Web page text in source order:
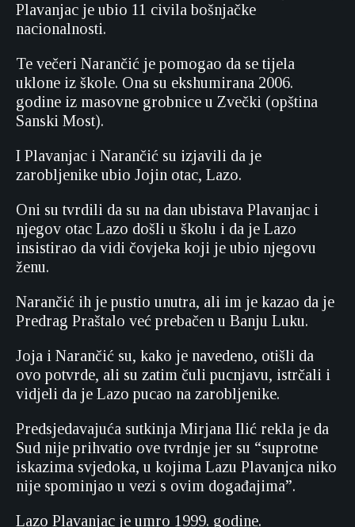
Plavanjac je ubio 11 civila bošnjačke
nacionalnosti.
Te večeri Narančić je pomogao da se tijela
uklone iz škole. Ona su ekshumirana 2006.
godine iz masovne grobnice u Zvečki (opština
Sanski Most).
I Plavanjac i Narančić su izjavili da je
zarobljenike ubio Jojin otac, Lazo.
Oni su tvrdili da su na dan ubistava Plavanjac i
njegov otac Lazo došli u školu i da je Lazo
insistirao da vidi čovjeka koji je ubio njegovu
ženu.
Narančić ih je pustio unutra, ali im je kazao da je
Predrag Praštalo već prebačen u Banju Luku.
Joja i Narančić su, kako je navedeno, otišli da
ovo potvrde, ali su zatim čuli pucnjavu, istrčali i
vidjeli da je Lazo pucao na zarobljenike.
Predsjedavajuća sutkinja Mirjana Ilić rekla je da
Sud nije prihvatio ove tvrdnje jer su “suprotne
iskazima svjedoka, u kojima Lazu Plavanjca niko
nije spominjao u vezi s ovim događajima”.
Lazo Plavanjac je umro 1999. godine.